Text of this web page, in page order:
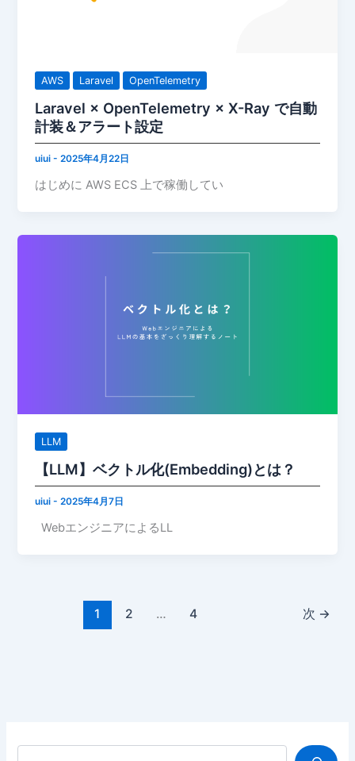
AWS Laravel OpenTelemetry
Laravel × OpenTelemetry × X-Ray で自動
計装＆アラート設定
uiui-2025年4月22日
はじめに AWS ECS 上で稼働してい
LLM
【LLM】ベクトル化(Embedding)とは？
uiui-2025年4月7日
WebエンジニアによるLL
1 2 … 4 次 →
検索